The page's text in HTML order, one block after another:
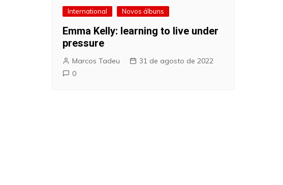
International Novos álbuns
Emma Kelly: learning to live under
pressure
Marcos Tadeu
31 de agosto de 2022
0